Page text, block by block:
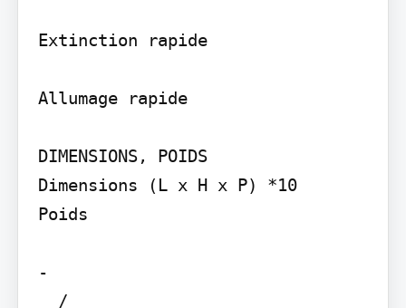
Extinction rapide
Allumage rapide
DIMENSIONS, POIDS
Dimensions (L x H x P) *10
Poids
-